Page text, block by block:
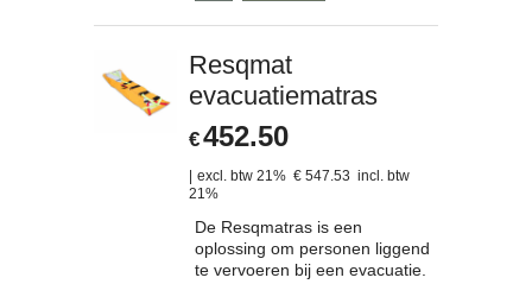
Resqmat
evacuatiematras
€452.50
excl. btw 21% € 547.53 incl. btw
21%
De Resqmatras is een
oplossing om personen liggend
te vervoeren bij een evacuatie.